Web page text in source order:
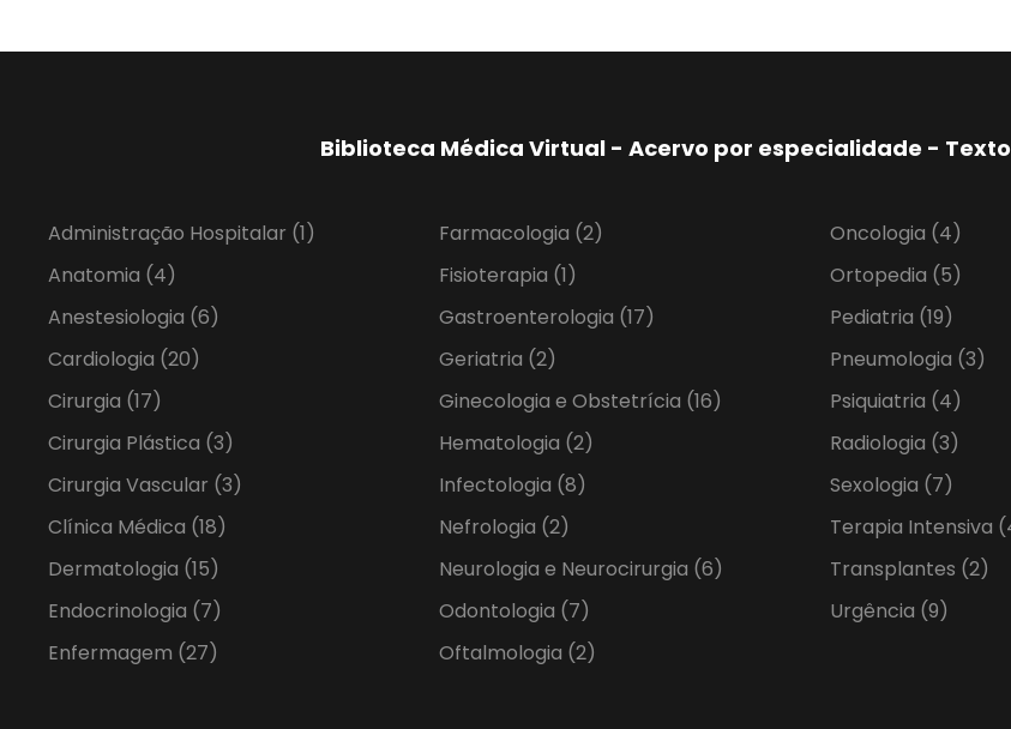
Biblioteca Médica Virtual - Acervo por especialidade -
Administração Hospitalar (1)
Anatomia (4)
Anestesiologia (6)
Cardiologia (20)
Cirurgia (17)
Cirurgia Plástica (3)
Cirurgia Vascular (3)
Clínica Médica (18)
Dermatologia (15)
Endocrinologia (7)
Enfermagem (27)
Farmacologia (2)
Fisioterapia (1)
Gastroenterologia (17)
Geriatria (2)
Ginecologia e Obstetrícia (16)
Hematologia (2)
Infectologia (8)
Nefrologia (2)
Neurologia e Neurocirurgia (6)
Odontologia (7)
Oftalmologia (2)
Oncologia (4)
Ortopedia (5)
Pediatria (19)
Pneumologia (3)
Psiquiatria (4)
Radiologia (3)
Sexologia (7)
Terapia Intensiva
Transplantes (2)
Urgência (9)